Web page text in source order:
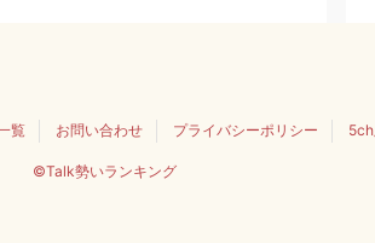
覧 お問い合わせ プライバシーポリシー
©Talk勢いランキング